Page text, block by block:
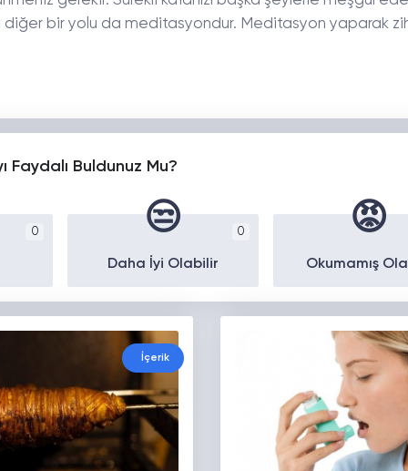
diğer bir yolu da meditasyondur. Meditasyon yaparak
Faydalı Buldunuz Mu?
0 0
😒
Daha İyi Olabilir
😡
Okumamış
İçerik